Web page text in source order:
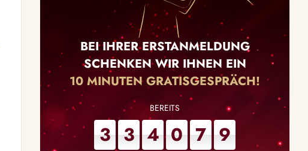
BEI IHRER ERSTANMELDUNG
SCHENKEN WIR IHNEN EIN
10 MINUTEN GRATISGESPRÄCH!
3 3 4 0 7 9